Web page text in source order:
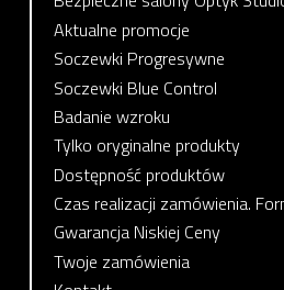
Aktualne promocje
Soczewki Progresywne
Soczewki Blue Control
Badanie wzroku
Tylko oryginalne produkty
Dostępność produktów
Czas realizacji zamówienia.
Gwarancja Niskiej Ceny
Twoje zamówienia